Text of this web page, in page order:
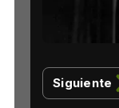
Siguiente